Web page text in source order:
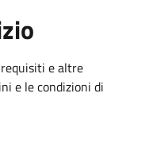
e altre
e le condizioni di